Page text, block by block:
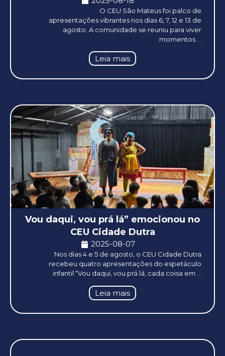
O CEU São Mateus foi palco de
apresentações vibrantes nos dias 6, 7, 12 e 13 de
agosto. A comunidade se reuniu para viver
momentos ...
Leia mais
Vou daqui, vou prá lá” emocionou no
CEU Cidade Dutra
2025-08-07
Nos dias 4 e 5 de agosto, o CEU Cidade Dutra
recebeu quatro apresentações do espetáculo
infantil “Vou daqui, vou prá lá, cada coisa em ...
Leia mais